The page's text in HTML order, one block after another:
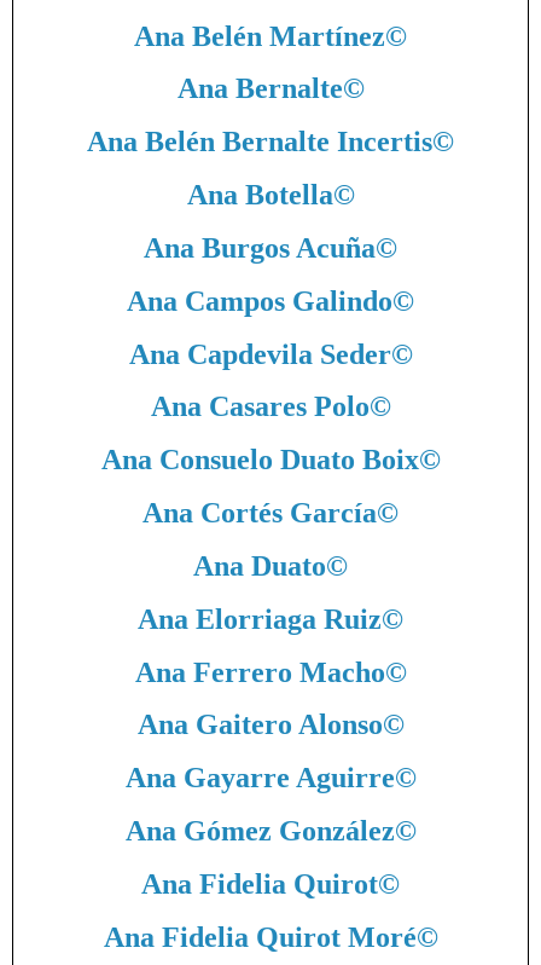
Ana Belén Martínez©
Ana Bernalte©
Ana Belén Bernalte Incertis©
Ana Botella©
Ana Burgos Acuña©
Ana Campos Galindo©
Ana Capdevila Seder©
Ana Casares Polo©
Ana Consuelo Duato Boix©
Ana Cortés García©
Ana Duato©
Ana Elorriaga Ruiz©
Ana Ferrero Macho©
Ana Gaitero Alonso©
Ana Gayarre Aguirre©
Ana Gómez González©
Ana Fidelia Quirot©
Ana Fidelia Quirot Moré©